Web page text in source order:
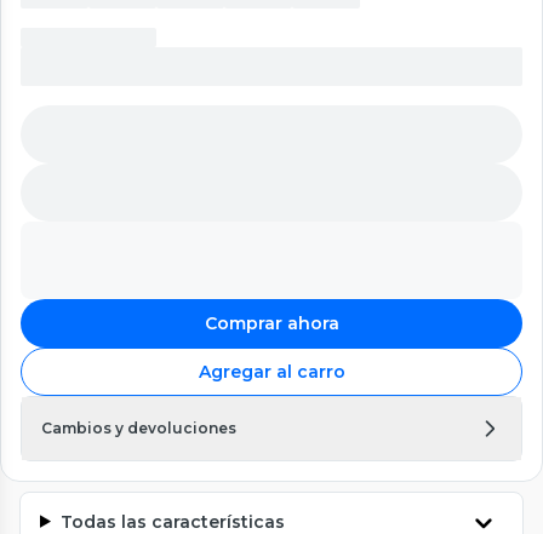
Comprar ahora
Agregar al carro
Cambios y devoluciones
Todas las características